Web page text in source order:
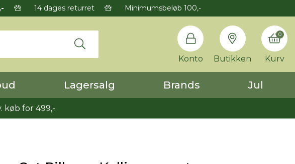
14 dages returret Minimumsbeløb 100,-
Konto Butikken Kurv
0
Lagersalg Brands Jul
køb for 499,-